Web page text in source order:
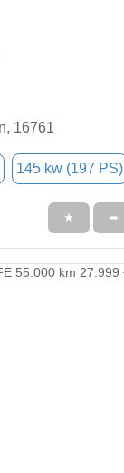
16761
145 kw (197 PS)
★ ➦